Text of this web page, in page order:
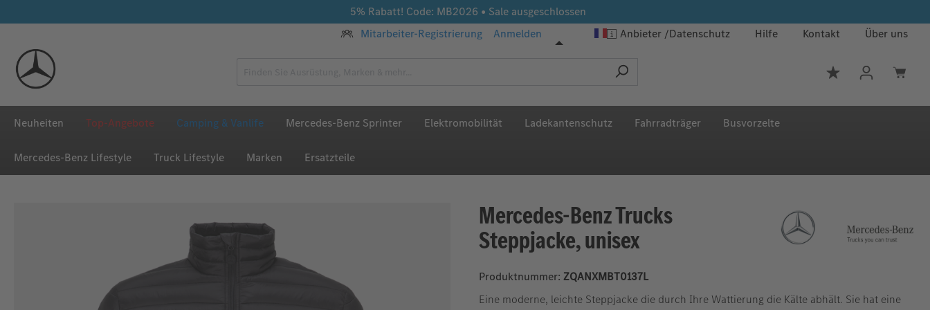
5% Rabatt! Code: MB2026 • Sale ausgeschlossen
Mitarbeiter-Registrierung
Anmelden Anbieter Datenschutz Hilfe Kontakt Über uns
Du hast 0
Neuheiten Top-Angebote Camping & Vanlife Mercedes-Benz Sprinter Elektromobilität Ladekantenschutz Fahrradträger Busvorzelte
Mercedes‑Benz Lifestyle Truck Lifestyle Marken Ersatzteile
Mercedes-Benz Trucks
Steppjacke, unisex
Produktnummer: ZQANXMBT0137L
Eine moderne, leichte Steppjacke die durch Ihre Wattierung die Kälte abhält. Sie hat eine